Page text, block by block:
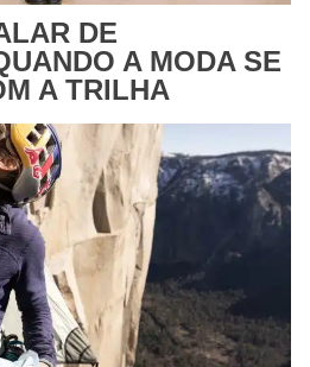
DE
A MODA SE
A TRILHA